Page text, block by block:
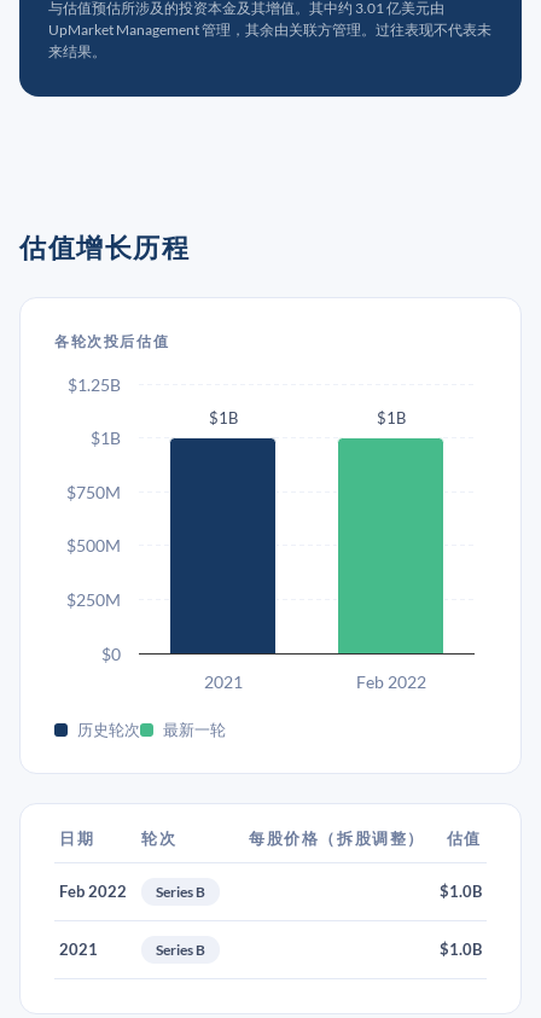
与估值预估所涉及的投资本金及其增值。其中约 3.01 亿美元由
UpMarket Management 管理，其余由关联方管理。过往表现不代表未
来结果。
估值增长历程
各轮次投后估值
$1B $1B
2021 Feb 2022
$0
$250M
$500M
$750M
$1B
$1.25B
历史轮次 最新一轮
日期 轮次 每股价格（拆股调整） 估值
Feb 2022 Series B $1.0B
2021 Series B $1.0B